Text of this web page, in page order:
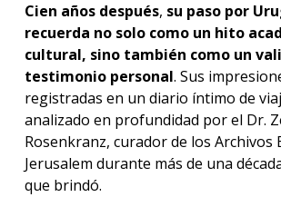
Cien años después, su paso por
recuerda no solo como un hito
cultural, sino también como un
testimonio personal. Sus
registradas en un diario íntimo de
analizado en profundidad por el Dr.
Rosenkranz, curador de los Archivos
Jerusalem durante más de una
que brindó.